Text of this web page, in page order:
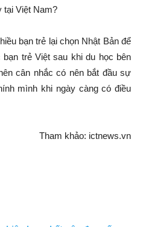
tại Việt Nam?
bạn trẻ lại chọn Nhật Bản để
trẻ Việt sau khi du học bên
cân nhắc có nên bắt đầu sự
mình khi ngày càng có điều
Tham khảo: ictnews.vn